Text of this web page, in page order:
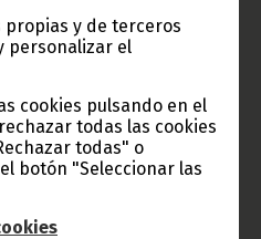
propias y de terceros
personalizar el
cookies pulsando en el
todas las cookies
todas" o
botón "Seleccionar las
al Gobierno sus